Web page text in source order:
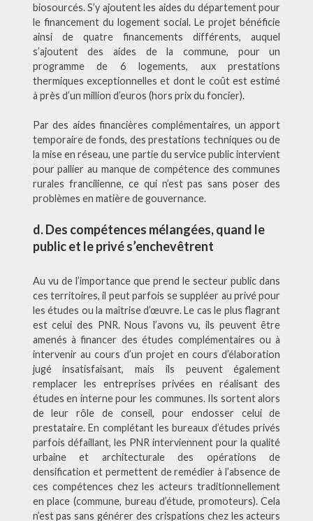
biosourcés. S’y ajoutent les aides du département pour
le financement du logement social. Le projet bénéficie
ainsi de quatre financements différents, auquel
s’ajoutent des aides de la commune, pour un
programme de 6 logements, aux prestations
thermiques exceptionnelles et dont le coût est estimé
à près d’un million d’euros (hors prix du foncier).
Par des aides financières complémentaires, un apport
temporaire de fonds, des prestations techniques ou de
la mise en réseau, une partie du service public intervient
pour pallier au manque de compétence des communes
rurales francilienne, ce qui n’est pas sans poser des
problèmes en matière de gouvernance.
d. Des compétences mélangées, quand le
public et le privé s’enchevêtrent
Au vu de l’importance que prend le secteur public dans
ces territoires, il peut parfois se suppléer au privé pour
les études ou la maîtrise d’œuvre. Le cas le plus flagrant
est celui des PNR. Nous l’avons vu, ils peuvent être
amenés à financer des études complémentaires ou à
intervenir au cours d’un projet en cours d’élaboration
jugé insatisfaisant, mais ils peuvent également
remplacer les entreprises privées en réalisant des
études en interne pour les communes. Ils sortent alors
de leur rôle de conseil, pour endosser celui de
prestataire. En complétant les bureaux d’études privés
parfois défaillant, les PNR interviennent pour la qualité
urbaine et architecturale des opérations de
densification et permettent de remédier à l’absence de
ces compétences chez les acteurs traditionnellement
en place (commune, bureau d’étude, promoteurs). Cela
n’est pas sans générer des crispations chez les acteurs